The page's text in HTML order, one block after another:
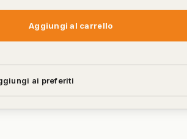
Aggiungi al carrello
ai preferiti